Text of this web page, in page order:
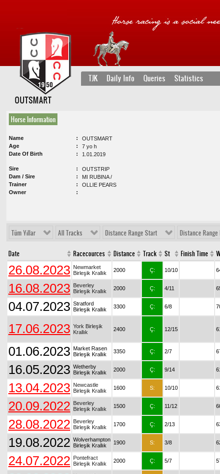
TJK Daily Info Queries Statistics
OUTSMART
Horse Information
Name
OUTSMART
Age
7 yo h
Date Of Birth
1.01.2019
Sire
OUTSTRIP
Dam / Sire
MI RUBINA /
Trainer
OLLIE PEARS
Owner
Tüm Yıllar All Tracks Distance Range Start Distance Range
Date Racecources Distance Track St Finish Time
26.08.2023 Newmarket
Birleşik Krallık
2000 Ç: 10/10
16.08.2023 Beverley
Birleşik Krallık
2000 Ç: 4/11
04.07.2023 Stratford
Birleşik Krallık
3300 Ç: 6/8
17.06.2023 York Birleşik
Krallık
2400 Ç: 12/15
01.06.2023 Market Rasen
Birleşik Krallık
3350 Ç: 2/7
16.05.2023 Wetherby
Birleşik Krallık
2000 Ç: 9/14
13.04.2023 Newcastle
Birleşik Krallık
1600 S: 10/10
20.09.2022 Beverley
Birleşik Krallık
1500 Ç: 11/12
28.08.2022 Beverley
Birleşik Krallık
1700 Ç: 2/13
19.08.2022 Wolverhampton
Birleşik Krallık
1900 S: 3/8
24.07.2022 Pontefract
Birleşik Krallık
2000 Ç: 5/7